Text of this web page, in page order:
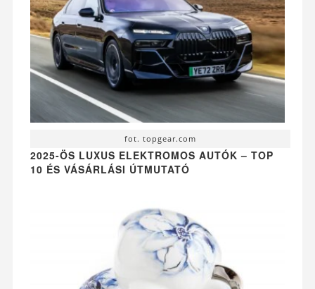
fot. topgear.com
2025-ÖS LUXUS ELEKTROMOS AUTÓK – TOP
10 ÉS VÁSÁRLÁSI ÚTMUTATÓ